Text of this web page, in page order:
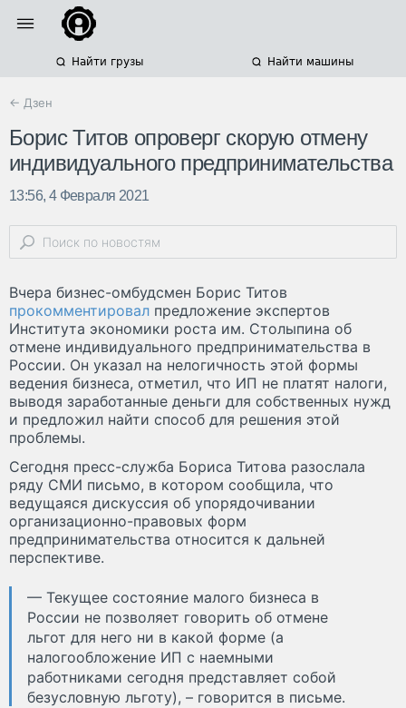
Найти грузы Найти машины
← Дзен
Борис Титов опроверг скорую отмену
индивидуального предпринимательства
13:56, 4 Февраля 2021
Вчера бизнес-омбудсмен Борис Титов
прокомментировал предложение экспертов
Института экономики роста им. Столыпина об
отмене индивидуального предпринимательства в
России. Он указал на нелогичность этой формы
ведения бизнеса, отметил, что ИП не платят налоги,
выводя заработанные деньги для собственных нужд
и предложил найти способ для решения этой
проблемы.
Сегодня пресс-служба Бориса Титова разослала
ряду СМИ письмо, в котором сообщила, что
ведущаяся дискуссия об упорядочивании
организационно-правовых форм
предпринимательства относится к дальней
перспективе.
— Текущее состояние малого бизнеса в
России не позволяет говорить об отмене
льгот для него ни в какой форме (а
налогообложение ИП с наемными
работниками сегодня представляет собой
безусловную льготу), – говорится в письме.